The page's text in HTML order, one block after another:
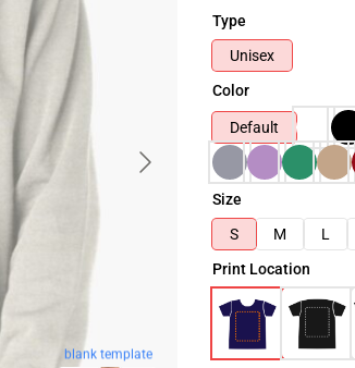
blank template
Type
Unisex
Color
Default
Size
S
M L
Print Location